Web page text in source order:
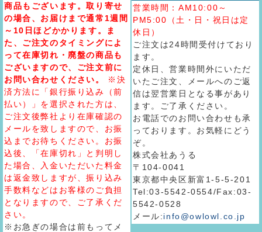
商品もございます。取り寄せ
の場合、お届けまで通常1週間
～10日ほどかかります。ま
た、ご注文のタイミングによ
って在庫切れ・廃盤の商品も
ございますので、ご注文前に
お問い合わせください。
※決
済方法に「銀行振り込み（前
払い）」を選択された方は、
ご注文後弊社より在庫確認の
メールを致しますので、お振
込までお待ちください。お振
込後、「在庫切れ」と判明し
た場合、入金いただいた料金
は返金致しますが、振り込み
手数料などはお客様のご負担
となりますので、ご了承くだ
さい。
※お急ぎの場合は前もってメ
営業時間：AM10:00～
PM5:00（土・日・祝日は定
休日）
ご注文は24時間受付けており
ます。
定休日、営業時間外にいただ
いたご注文、メールへのご返
信は翌営業日となる事があり
ます。ご了承ください。
お電話でのお問い合わせも承
っております。お気軽にどう
ぞ。
株式会社あうる
〒104-0041
東京都中央区新富1-5-5-201
Tel:03-5542-0554/Fax:03-
5542-0528
メール:info@owlowl.co.jp